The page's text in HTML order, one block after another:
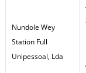
Nundole Wey
Station Full
Unipessoal, Lda